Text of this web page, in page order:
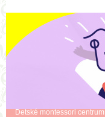
Detské montessori centrum